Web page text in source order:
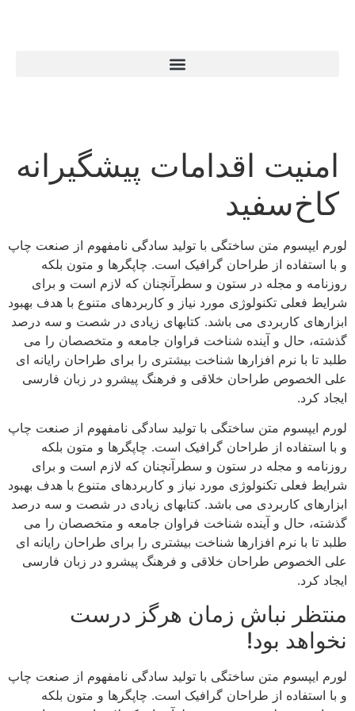
امنیت اقدامات پیشگیرانه
کاخ‌سفید
لورم ایپسوم متن ساختگی با تولید سادگی نامفهوم از صنعت چاپ
و با استفاده از طراحان گرافیک است. چاپگرها و متون بلکه
روزنامه و مجله در ستون و سطرآنچنان که لازم است و برای
شرایط فعلی تکنولوژی مورد نیاز و کاربردهای متنوع با هدف بهبود
ابزارهای کاربردی می باشد. کتابهای زیادی در شصت و سه درصد
گذشته، حال و آینده شناخت فراوان جامعه و متخصصان را می
طلبد تا با نرم افزارها شناخت بیشتری را برای طراحان رایانه ای
علی الخصوص طراحان خلاقی و فرهنگ پیشرو در زبان فارسی
ایجاد کرد.
لورم ایپسوم متن ساختگی با تولید سادگی نامفهوم از صنعت چاپ
و با استفاده از طراحان گرافیک است. چاپگرها و متون بلکه
روزنامه و مجله در ستون و سطرآنچنان که لازم است و برای
شرایط فعلی تکنولوژی مورد نیاز و کاربردهای متنوع با هدف بهبود
ابزارهای کاربردی می باشد. کتابهای زیادی در شصت و سه درصد
گذشته، حال و آینده شناخت فراوان جامعه و متخصصان را می
طلبد تا با نرم افزارها شناخت بیشتری را برای طراحان رایانه ای
علی الخصوص طراحان خلاقی و فرهنگ پیشرو در زبان فارسی
ایجاد کرد.
منتظر نباش زمان هرگز درست
نخواهد بود!
لورم ایپسوم متن ساختگی با تولید سادگی نامفهوم از صنعت چاپ
و با استفاده از طراحان گرافیک است. چاپگرها و متون بلکه